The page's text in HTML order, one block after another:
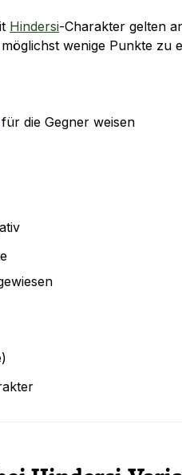
Hindersi-Charakter gelten
wenige Punkte zu
für die Gegner weisen